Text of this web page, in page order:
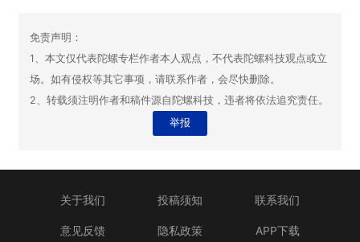
免责声明：
1、本文仅代表陀螺专栏作者本人观点，不代表陀螺科技观点或立
场。如有侵权等其它事项，请联系作者，会尽快删除。
2、转载须注明作者和稿件源自陀螺科技，违者将依法追究责任。
举报
关于我们 投稿须知 联系我们
意见反馈 隐私政策 APP下载